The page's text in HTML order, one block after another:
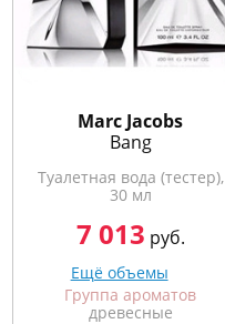
Marс Jacobs
Bang
Туалетная вода (тестер),
30 мл
7 013 руб.
Ещё объемы
Группа ароматов
древесные